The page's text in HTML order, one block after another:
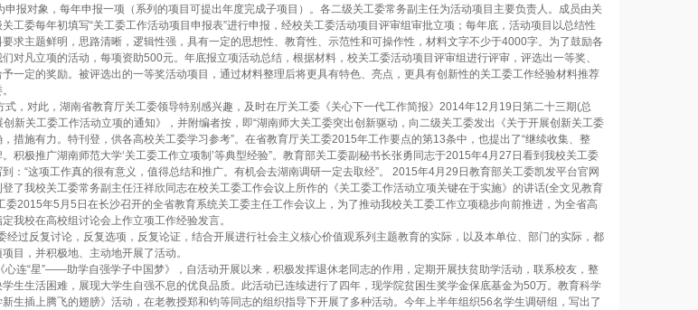
报对象，每年申报一项（系列的项目可提出年度完成子项目）。各二级关工委常务副主任为活动项目主要负责人。成员由关
工委每年初填写“关工委工作活动项目申报表”进行申报，经校关工委活动项目评审组审批立项；每年底，活动项目以总结性
求主题鲜明，思路清晰，逻辑性强，具有一定的思想性、教育性、示范性和可操作性，材料文字不少于4000字。为了鼓励各
对凡立项的活动，每项资助500元。年底报立项活动总结，根据材料，校关工委活动项目评审组进行评审，评选出一等奖、
一定的奖励。被评选出的一等奖活动项目，通过材料整理后将更具有特色、亮点，更具有创新性的关工委工作经验材料推荐
，对此，湖南省教育厅关工委领导特别感兴趣，及时在厅关工委《关心下一代工作简报》2014年12月19日第二十三期(总
新关工委工作活动立项的通知》，并附编者按，即“湖南师大关工委突出创新驱动，向二级关工委发出《关于开展创新关工委
措施有力。特刊登，供各高校关工委学习参考”。在省教育厅关工委2015年工作要点的第13条中，也提出了“继续收集、整
积极推广湖南师范大学‘关工委工作立项制’等典型经验”。教育部关工委副秘书长张勇同志于2015年4月27日看到我校关工委
：“这项工作真的很有意义，值得总结和推广。有机会去湖南调研一定去取经”。 2015年4月29日教育部关工委凯发平台官网
了我校关工委常务副主任汪祥欣同志在校关工委工作会议上所作的《关工委工作活动立项关键在于实施》的讲话(全文见教育
委2015年5月5日在长沙召开的全省教育系统关工委主任工作会议上，为了推动我校关工委工作立项稳步向前推进，为全省高
我校在高校组讨论会上作立项工作经验发言。
过反复讨论，反复选项，反复论证，结合开展进行社会主义核心价值观系列主题教育的实际，以及本单位、部门的实际，都
目，并积极地、主动地开展了活动。
连“星”——助学自强学子中国梦》，自活动开展以来，积极发挥退休老同志的作用，定期开展扶贫助学活动，联系校友，整
生生活困难，展现大学生自强不息的优良品质。此活动已连续进行了四年，现学院贫困生奖学金保底基金为50万。教育科学
生插上腾飞的翅膀》活动，在老教授郑和钧等同志的组织指导下开展了多种活动。今年上半年组织56名学生调研组，写出了